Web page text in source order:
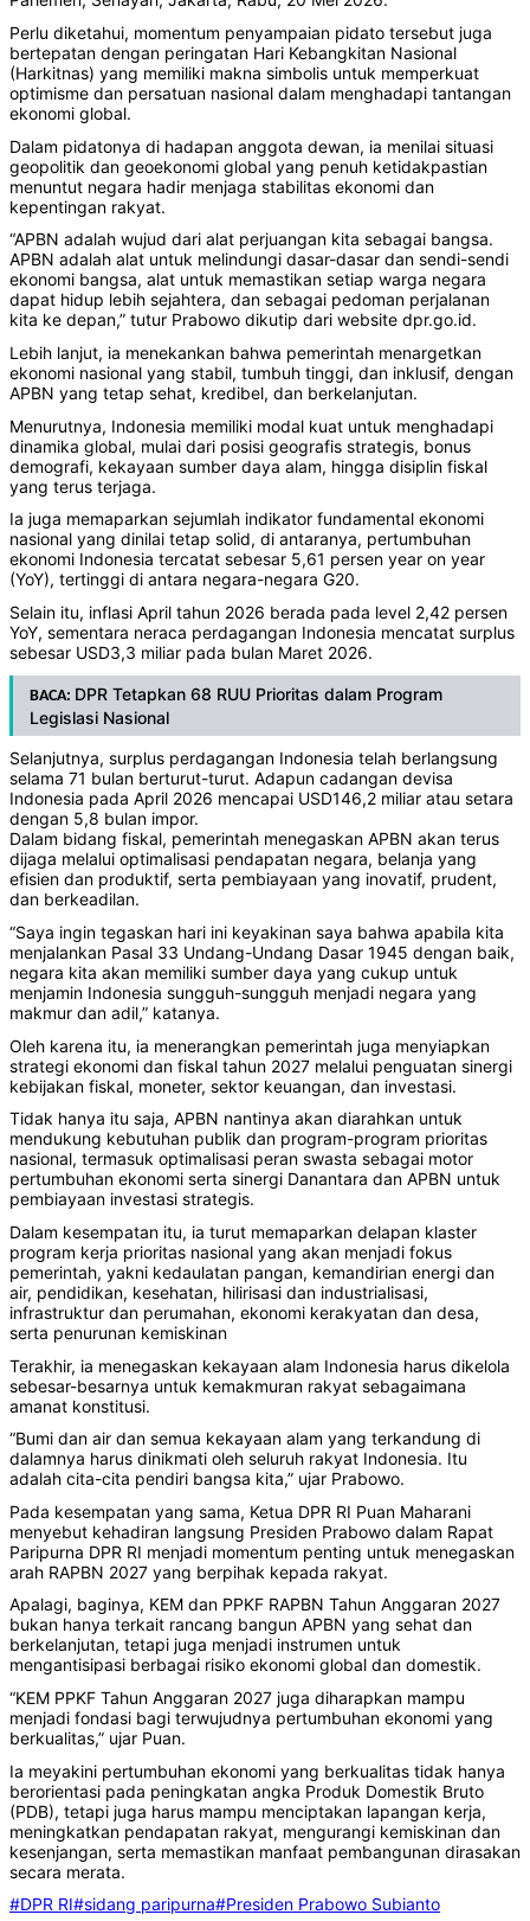
Perlu diketahui, momentum penyampaian pidato tersebut juga
bertepatan dengan peringatan Hari Kebangkitan Nasional
(Harkitnas) yang memiliki makna simbolis untuk memperkuat
optimisme dan persatuan nasional dalam menghadapi tantangan
ekonomi global.
Dalam pidatonya di hadapan anggota dewan, ia menilai situasi
geopolitik dan geoekonomi global yang penuh ketidakpastian
menuntut negara hadir menjaga stabilitas ekonomi dan
kepentingan rakyat.
“APBN adalah wujud dari alat perjuangan kita sebagai bangsa.
APBN adalah alat untuk melindungi dasar-dasar dan sendi-sendi
ekonomi bangsa, alat untuk memastikan setiap warga negara
dapat hidup lebih sejahtera, dan sebagai pedoman perjalanan
kita ke depan,” tutur Prabowo dikutip dari website dpr.go.id.
Lebih lanjut, ia menekankan bahwa pemerintah menargetkan
ekonomi nasional yang stabil, tumbuh tinggi, dan inklusif, dengan
APBN yang tetap sehat, kredibel, dan berkelanjutan.
Menurutnya, Indonesia memiliki modal kuat untuk menghadapi
dinamika global, mulai dari posisi geografis strategis, bonus
demografi, kekayaan sumber daya alam, hingga disiplin fiskal
yang terus terjaga.
Ia juga memaparkan sejumlah indikator fundamental ekonomi
nasional yang dinilai tetap solid, di antaranya, pertumbuhan
ekonomi Indonesia tercatat sebesar 5,61 persen year on year
(YoY), tertinggi di antara negara-negara G20.
Selain itu, inflasi April tahun 2026 berada pada level 2,42 persen
YoY, sementara neraca perdagangan Indonesia mencatat surplus
sebesar USD3,3 miliar pada bulan Maret 2026.
BACA: DPR Tetapkan 68 RUU Prioritas dalam Program
Legislasi Nasional
Selanjutnya, surplus perdagangan Indonesia telah berlangsung
selama 71 bulan berturut-turut. Adapun cadangan devisa
Indonesia pada April 2026 mencapai USD146,2 miliar atau setara
dengan 5,8 bulan impor.
Dalam bidang fiskal, pemerintah menegaskan APBN akan terus
dijaga melalui optimalisasi pendapatan negara, belanja yang
efisien dan produktif, serta pembiayaan yang inovatif, prudent,
dan berkeadilan.
“Saya ingin tegaskan hari ini keyakinan saya bahwa apabila kita
menjalankan Pasal 33 Undang-Undang Dasar 1945 dengan baik,
negara kita akan memiliki sumber daya yang cukup untuk
menjamin Indonesia sungguh-sungguh menjadi negara yang
makmur dan adil,” katanya.
Oleh karena itu, ia menerangkan pemerintah juga menyiapkan
strategi ekonomi dan fiskal tahun 2027 melalui penguatan sinergi
kebijakan fiskal, moneter, sektor keuangan, dan investasi.
Tidak hanya itu saja, APBN nantinya akan diarahkan untuk
mendukung kebutuhan publik dan program-program prioritas
nasional, termasuk optimalisasi peran swasta sebagai motor
pertumbuhan ekonomi serta sinergi Danantara dan APBN untuk
pembiayaan investasi strategis.
Dalam kesempatan itu, ia turut memaparkan delapan klaster
program kerja prioritas nasional yang akan menjadi fokus
pemerintah, yakni kedaulatan pangan, kemandirian energi dan
air, pendidikan, kesehatan, hilirisasi dan industrialisasi,
infrastruktur dan perumahan, ekonomi kerakyatan dan desa,
serta penurunan kemiskinan
Terakhir, ia menegaskan kekayaan alam Indonesia harus dikelola
sebesar-besarnya untuk kemakmuran rakyat sebagaimana
amanat konstitusi.
“Bumi dan air dan semua kekayaan alam yang terkandung di
dalamnya harus dinikmati oleh seluruh rakyat Indonesia. Itu
adalah cita-cita pendiri bangsa kita,” ujar Prabowo.
Pada kesempatan yang sama, Ketua DPR RI Puan Maharani
menyebut kehadiran langsung Presiden Prabowo dalam Rapat
Paripurna DPR RI menjadi momentum penting untuk menegaskan
arah RAPBN 2027 yang berpihak kepada rakyat.
Apalagi, baginya, KEM dan PPKF RAPBN Tahun Anggaran 2027
bukan hanya terkait rancang bangun APBN yang sehat dan
berkelanjutan, tetapi juga menjadi instrumen untuk
mengantisipasi berbagai risiko ekonomi global dan domestik.
“KEM PPKF Tahun Anggaran 2027 juga diharapkan mampu
menjadi fondasi bagi terwujudnya pertumbuhan ekonomi yang
berkualitas,” ujar Puan.
Ia meyakini pertumbuhan ekonomi yang berkualitas tidak hanya
berorientasi pada peningkatan angka Produk Domestik Bruto
(PDB), tetapi juga harus mampu menciptakan lapangan kerja,
meningkatkan pendapatan rakyat, mengurangi kemiskinan dan
kesenjangan, serta memastikan manfaat pembangunan dirasakan
secara merata.
#DPR RI#sidang paripurna#Presiden Prabowo Subianto